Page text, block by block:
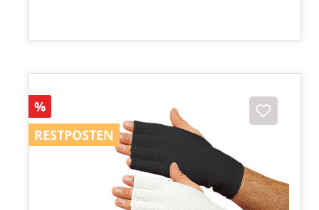
Rabatt
%
RESTPOSTEN
RESTPOSTEN